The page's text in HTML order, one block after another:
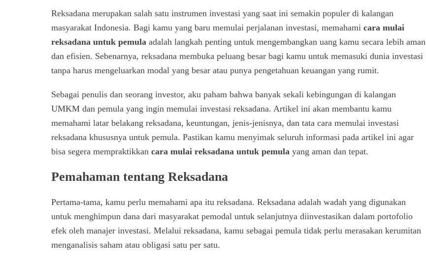
Reksadana merupakan salah satu instrumen investasi yang saat ini semakin populer di kalangan
masyarakat Indonesia. Bagi kamu yang baru memulai perjalanan investasi, memahami cara mulai
reksadana untuk pemula adalah langkah penting untuk mengembangkan uang kamu secara lebih aman
dan efisien. Sebenarnya, reksadana membuka peluang besar bagi kamu untuk memasuki dunia investasi
tanpa harus mengeluarkan modal yang besar atau punya pengetahuan keuangan yang rumit.
Sebagai penulis dan seorang investor, aku paham bahwa banyak sekali kebingungan di kalangan
UMKM dan pemula yang ingin memulai investasi reksadana. Artikel ini akan membantu kamu
memahami latar belakang reksadana, keuntungan, jenis-jenisnya, dan tata cara memulai investasi
reksadana khususnya untuk pemula. Pastikan kamu menyimak seluruh informasi pada artikel ini agar
bisa segera mempraktikkan cara mulai reksadana untuk pemula yang aman dan tepat.
Pemahaman tentang Reksadana
Pertama-tama, kamu perlu memahami apa itu reksadana. Reksadana adalah wadah yang digunakan
untuk menghimpun dana dari masyarakat pemodal untuk selanjutnya diinvestasikan dalam portofolio
efek oleh manajer investasi. Melalui reksadana, kamu sebagai pemula tidak perlu merasakan kerumitan
menganalisis saham atau obligasi satu per satu.